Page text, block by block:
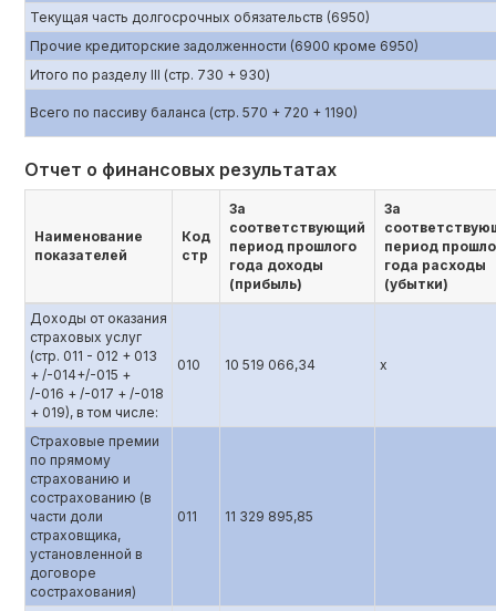
Текущая часть долгосрочных обязательств (6950)
Прочие кредиторские задолженности (6900 кроме 6950)
Итого по разделу III (стр. 730 + 930)
Всего по пассиву баланса (стр. 570 + 720 + 1190)
Отчет о финансовых результатах
Наименование
показателей
Код
стр
За
соответствующий
период прошлого
года доходы
(прибыль)
За
период
года расходы
(убытки)
Доходы от оказания
страховых услуг
(стр. 011 - 012 + 013
+ /-014+/-015 +
/-016 + /-017 + /-018
+ 019), в том числе:
010 10 519 066,34 x
Страховые премии
по прямому
страхованию и
сострахованию (в
части доли
страховщика,
установленной в
договоре
сострахования)
011 11 329 895,85